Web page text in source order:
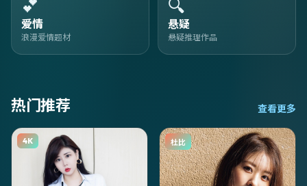
💕
爱情
浪漫爱情题材
🔍
悬疑
悬疑推理作品
热门推荐 查看更多
4K 杜比